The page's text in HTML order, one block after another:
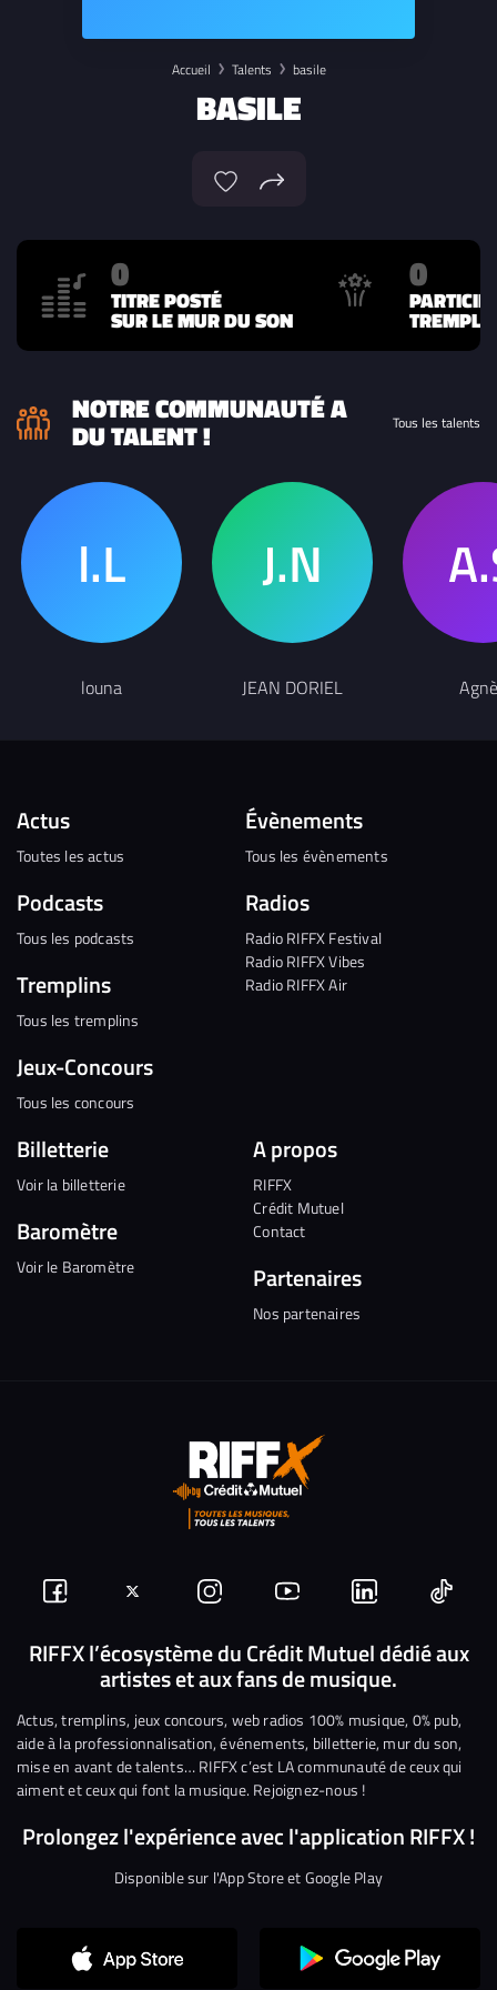
Accueil Talents basile
BASILE
0
TITRE POSTÉ
SUR LE MUR DU SON
0
NOTRE COMMUNAUTÉ A
DU TALENT ! Tous les talents
louna JEAN DORIEL
Actus
Toutes les actus
Podcasts
Tous les podcasts
Tremplins
Tous les tremplins
Jeux-Concours
Tous les concours
Évènements
Tous les évènements
Radios
Radio RIFFX Festival
Radio RIFFX Vibes
Radio RIFFX Air
Billetterie
Voir la billetterie
Baromètre
Voir le Baromètre
A propos
RIFFX
Crédit Mutuel
Contact
Partenaires
Nos partenaires
Suivez-
nous
Facebook
Suivez-
nous
sur
Twitter
Nous
rejoindre
sur
Instagram
Nous
rejoindre
sur
YouTube
Nous
rejoindre
sur
Linkedin
Nous
RIFFX l’écosystème du Crédit Mutuel dédié aux
artistes et aux fans de musique.
Actus, tremplins, jeux concours, web radios 100% musique, 0% pub,
aide à la professionnalisation, événements, billetterie, mur du son,
mise en avant de talents… RIFFX c’est LA communauté de ceux qui
aiment et ceux qui font la musique. Rejoignez-nous !
Prolongez l'expérience avec l'application RIFFX !
Disponible sur l'App Store et Google Play